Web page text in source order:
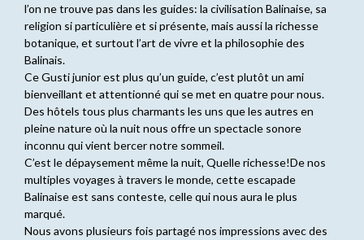
l’on ne trouve pas dans les guides: la civilisation Balinaise, sa
religion si particulière et si présente, mais aussi la richesse
botanique, et surtout l’art de vivre et la philosophie des
Balinais.
Ce Gusti junior est plus qu’un guide, c’est plutôt un ami
bienveillant et attentionné qui se met en quatre pour nous.
Des hôtels tous plus charmants les uns que les autres en
pleine nature où la nuit nous offre un spectacle sonore
inconnu qui vient bercer notre sommeil.
C’est le dépaysement même la nuit, Quelle richesse!De nos
multiples voyages à travers le monde, cette escapade
Balinaise est sans conteste, celle qui nous aura le plus
marqué.
Nous avons plusieurs fois partagé nos impressions avec des